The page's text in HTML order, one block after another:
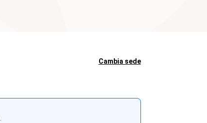
Cambia sede